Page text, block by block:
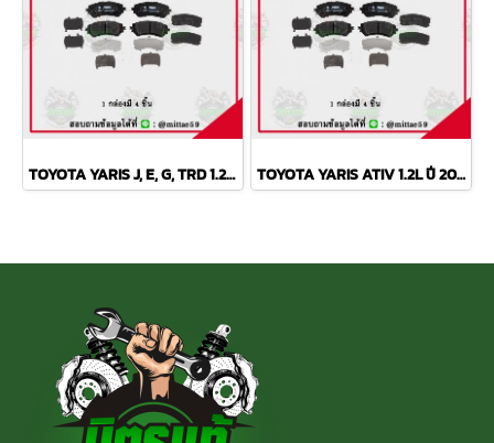
TOYOTA YARIS J, E, G, TRD 1.2L ปี 2013 TRW ผ้าเบรค (หน้า) TOYOTA YARIS ATIV 1.2L ปี 2013 ขึ้นไป TRW ผ้าเบรค (หน้า)